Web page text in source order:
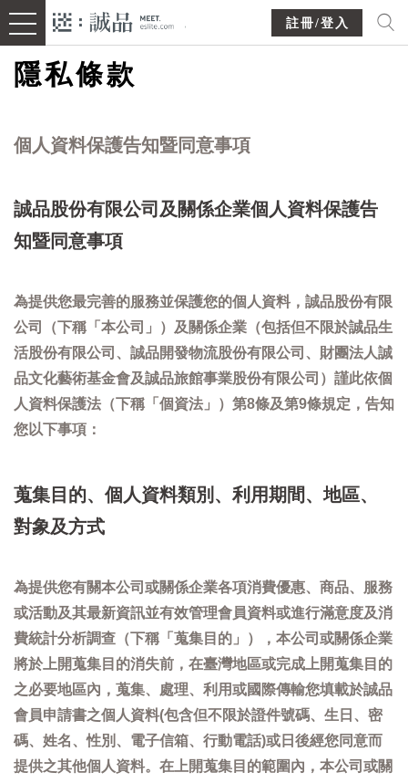
註冊/登入
隱私條款
個人資料保護告知暨同意事項
誠品股份有限公司及關係企業個人資料保護告
知暨同意事項
為提供您最完善的服務並保護您的個人資料，誠品股份有限
公司（下稱「本公司」）及關係企業（包括但不限於誠品生
活股份有限公司、誠品開發物流股份有限公司、財團法人誠
品文化藝術基金會及誠品旅館事業股份有限公司）謹此依個
人資料保護法（下稱「個資法」）第8條及第9條規定，告知
您以下事項：
蒐集目的、個人資料類別、利用期間、地區、
對象及方式
為提供您有關本公司或關係企業各項消費優惠、商品、服務
或活動及其最新資訊並有效管理會員資料或進行滿意度及消
費統計分析調查（下稱「蒐集目的」），本公司或關係企業
將於上開蒐集目的消失前，在臺灣地區或完成上開蒐集目的
之必要地區內，蒐集、處理、利用或國際傳輸您填載於誠品
會員申請書之個人資料(包含但不限於證件號碼、生日、密
碼、姓名、性別、電子信箱、行動電話)或日後經您同意而
提供之其他個人資料。在上開蒐集目的範圍內，本公司或關